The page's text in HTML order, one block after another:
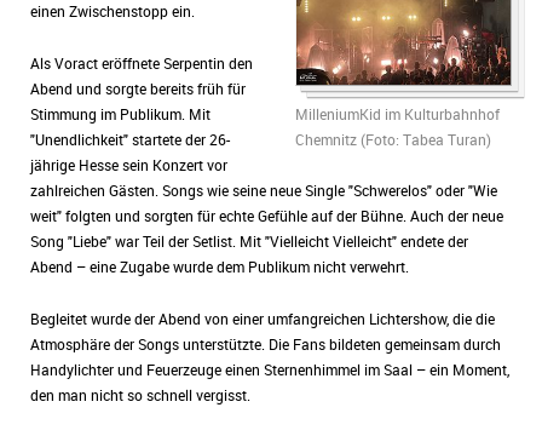
MilleniumKid im Kulturbahnhof
Chemnitz (Foto: Tabea Turan)
einen Zwischenstopp ein.
Als Voract eröffnete Serpentin den
Abend und sorgte bereits früh für
Stimmung im Publikum. Mit
"Unendlichkeit" startete der 26-
jährige Hesse sein Konzert vor
zahlreichen Gästen. Songs wie seine neue Single "Schwerelos" oder "Wie
weit" folgten und sorgten für echte Gefühle auf der Bühne. Auch der neue
Song "Liebe" war Teil der Setlist. Mit "Vielleicht Vielleicht" endete der
Abend – eine Zugabe wurde dem Publikum nicht verwehrt.
Begleitet wurde der Abend von einer umfangreichen Lichtershow, die die
Atmosphäre der Songs unterstützte. Die Fans bildeten gemeinsam durch
Handylichter und Feuerzeuge einen Sternenhimmel im Saal – ein Moment,
den man nicht so schnell vergisst.